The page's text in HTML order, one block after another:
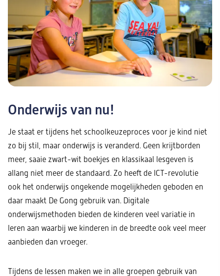
Onderwijs van nu!
Je staat er tijdens het schoolkeuzeproces voor je kind niet
zo bij stil, maar onderwijs is veranderd. Geen krijtborden
meer, saaie zwart-wit boekjes en klassikaal lesgeven is
allang niet meer de standaard. Zo heeft de ICT-revolutie
ook het onderwijs ongekende mogelijkheden geboden en
daar maakt De Gong gebruik van. Digitale
onderwijsmethoden bieden de kinderen veel variatie in
leren aan waarbij we kinderen in de breedte ook veel meer
aanbieden dan vroeger.
Tijdens de lessen maken we in alle groepen gebruik van